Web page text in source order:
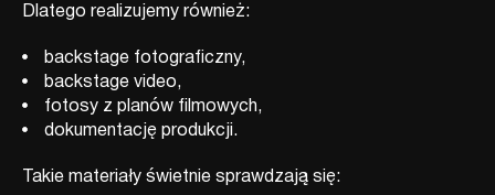
Dlatego realizujemy również:
backstage fotograficzny,
backstage video,
fotosy z planów filmowych,
dokumentację produkcji.
Takie materiały świetnie sprawdzają się: